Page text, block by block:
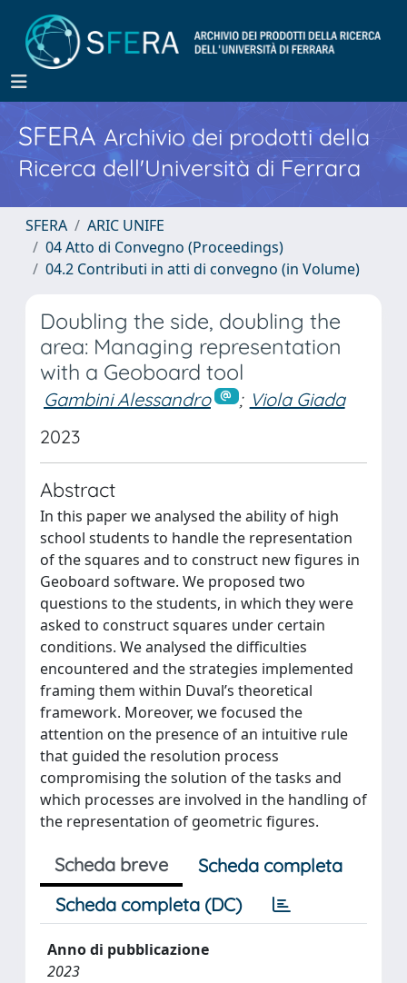
SFERA Archivio dei prodotti della
Ricerca dell'Università di Ferrara
SFERA
ARIC UNIFE
04 Atto di Convegno (Proceedings)
04.2 Contributi in atti di convegno (in Volume)
Doubling the side, doubling the
area: Managing representation
with a Geoboard tool
Gambini Alessandro ; Viola Giada
2023
Abstract
In this paper we analysed the ability of high
school students to handle the representation
of the squares and to construct new figures in
Geoboard software. We proposed two
questions to the students, in which they were
asked to construct squares under certain
conditions. We analysed the difficulties
encountered and the strategies implemented
framing them within Duval’s theoretical
framework. Moreover, we focused the
attention on the presence of an intuitive rule
that guided the resolution process
compromising the solution of the tasks and
which processes are involved in the handling of
the representation of geometric figures.
Scheda breve
Scheda completa
Scheda completa (DC)
Anno di pubblicazione
2023